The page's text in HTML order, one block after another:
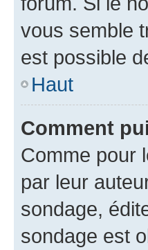
vous semble
est possible
Haut
Comment
Comme pour
par leur
sondage,
sondage est